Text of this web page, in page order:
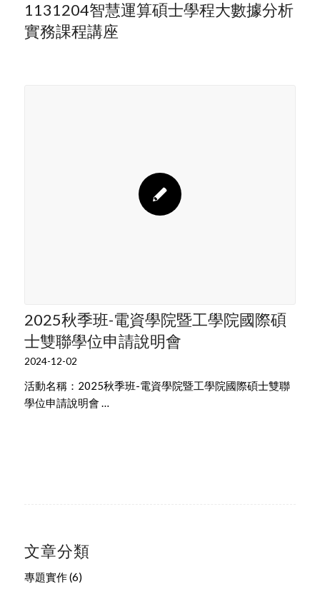
1131204智慧運算碩士學程大數據分析
實務課程講座
2025秋季班-電資學院暨工學院國際碩
士雙聯學位申請說明會
2024-12-02
活動名稱：2025秋季班-電資學院暨工學院國際碩士雙聯
學位申請說明會 …
文章分類
專題實作(6)